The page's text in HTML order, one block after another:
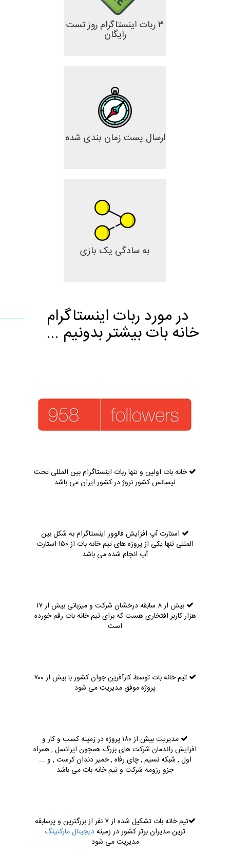
۳ ربات اینستاگرام روز تست
رایگان
ارسال پست زمان بندی شده
به سادگی یک بازی
در مورد ربات اینستاگرام
خانه بات بیشتر بدونیم ...
خانه بات اولین و تنها ربات اینستاگرام بین المللی تحت
لیسانس کشور نروژ در کشور ایران می باشد
استارت آپ افزایش فالوور اینستاگرام به شکل بین
المللی تنها یکی از پروژه های تیم خانه بات از ۱۵۰ استارت
آپ انجام شده می باشد
بیش از ۸ سابقه درخشان شرکت و میزبانی بیش از ۱۷
هزار کاربر افتخاری هست که برای تیم خانه بات رقم خورده
است
تیم خانه بات توسط کارآفرین جوان کشور با بیش از ۷۰۰
پروژه موفق مدیریت می شود
مدیریت بیش از ۱۸۰ پروژه در زمینه کسب و کار و
افزایش راندمان شرکت های بزرگ همچون ایرانسل , همراه
اول , شبکه نسیم , چای رفاه , خمیر دندان کرست , و ...
جزو رزومه شرکت و تیم خانه بات می باشد
تیم خانه بات تشکیل شده از ۷ نفر از بزرگترین و پرسابقه
ترین مدیران برتر کشور در زمینهدیجیتال مارکتینگ
مدیریت می شود